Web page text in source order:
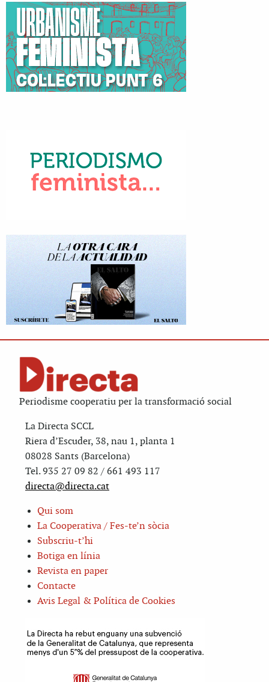
Periodisme cooperatiu per la transformació social
La Directa SCCL
Riera d’Escuder, 38, nau 1, planta 1
08028 Sants (Barcelona)
Tel. 935 27 09 82 / 661 493 117
directa@directa.cat
Qui som
La Cooperativa / Fes-te’n sòcia
Subscriu-t’hi
Botiga en línia
Revista en paper
Contacte
Avis Legal & Política de Cookies